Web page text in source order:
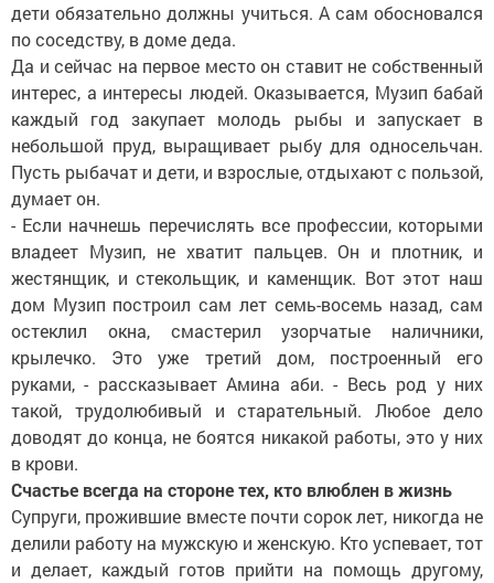
дети обязательно должны учиться. А сам обосновался
по соседству, в доме деда.
Да и сейчас на первое место он ставит не собственный
интерес, а интересы людей. Оказывается, Музип бабай
каждый год закупает молодь рыбы и запускает в
небольшой пруд, выращивает рыбу для односельчан.
Пусть рыбачат и дети, и взрослые, отдыхают с пользой,
думает он.
- Если начнешь перечислять все профессии, которыми
владеет Музип, не хватит пальцев. Он и плотник, и
жестянщик, и стекольщик, и каменщик. Вот этот наш
дом Музип построил сам лет семь-восемь назад, сам
остеклил окна, смастерил узорчатые наличники,
крылечко. Это уже третий дом, построенный его
руками, - рассказывает Амина аби. - Весь род у них
такой, трудолюбивый и старательный. Любое дело
доводят до конца, не боятся никакой работы, это у них
в крови.
Счастье всегда на стороне тех, кто влюблен в жизнь
Супруги, прожившие вместе почти сорок лет, никогда не
делили работу на мужскую и женскую. Кто успевает, тот
и делает, каждый готов прийти на помощь другому,